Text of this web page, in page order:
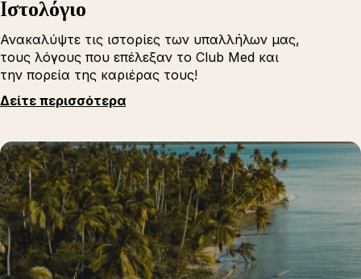
Iστολόγιο
Ανακαλύψτε τις ιστορίες των υπαλλήλων μας,
τους λόγους που επέλεξαν το Club Med και
την πορεία της καριέρας τους!
Δείτε περισσότερα